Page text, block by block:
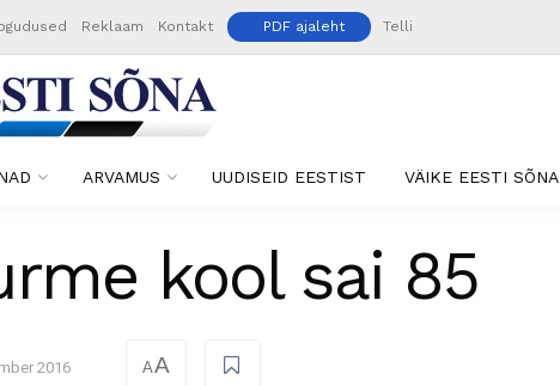
Reklaam Kontakt PDF ajaleht Telli
ARVAMUS UUDISEID EESTIST VÄIKE EESTI SÕNA
kool sai 85
2016 AA